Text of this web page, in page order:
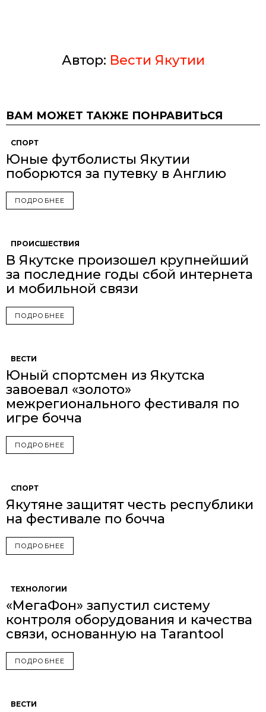
Автор: Вести Якутии
ВАМ МОЖЕТ ТАКЖЕ ПОНРАВИТЬСЯ
СПОРТ
Юные футболисты Якутии
поборются за путевку в Англию
ПОДРОБНЕЕ
ПРОИСШЕСТВИЯ
В Якутске произошел крупнейший
за последние годы сбой интернета
и мобильной связи
ПОДРОБНЕЕ
ВЕСТИ
Юный спортсмен из Якутска
завоевал «золото»
межрегионального фестиваля по
игре бочча
ПОДРОБНЕЕ
СПОРТ
Якутяне защитят честь республики
на фестивале по бочча
ПОДРОБНЕЕ
ТЕХНОЛОГИИ
«МегаФон» запустил систему
контроля оборудования и качества
связи, основанную на Tarantool
ПОДРОБНЕЕ
ВЕСТИ